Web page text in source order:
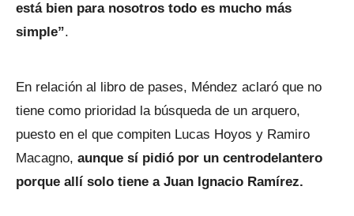
está bien para nosotros todo es mucho más
simple”.
En relación al libro de pases, Méndez aclaró que no
tiene como prioridad la búsqueda de un arquero,
puesto en el que compiten Lucas Hoyos y Ramiro
Macagno, aunque sí pidió por un centrodelantero
porque allí solo tiene a Juan Ignacio Ramírez.